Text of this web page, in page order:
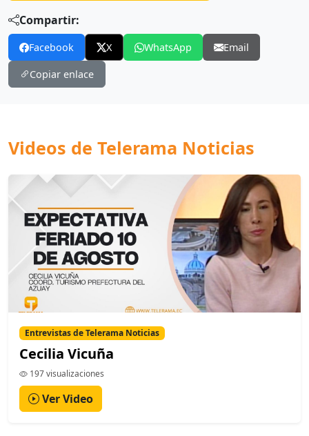
Compartir:
Facebook X WhatsApp Email
Copiar enlace
Videos de Telerama Noticias
Entrevistas de Telerama Noticias
Cecilia Vicuña
197 visualizaciones
Ver Video